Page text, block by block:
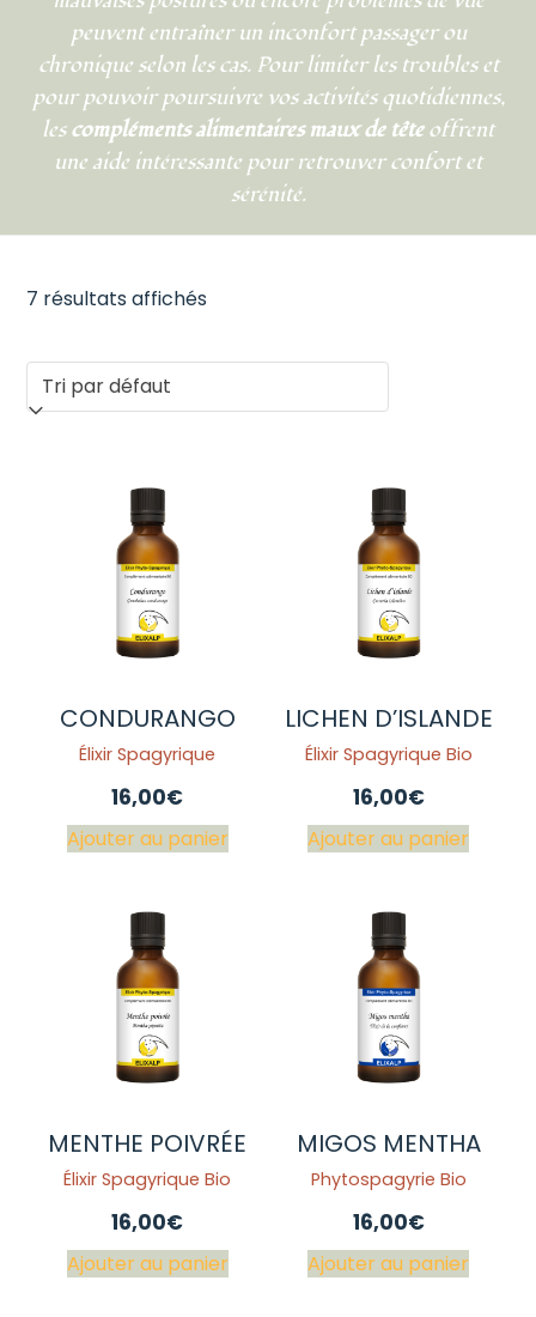
peuvent entraîner un inconfort passager ou
chronique selon les cas. Pour limiter les troubles et
pour pouvoir poursuivre vos activités quotidiennes,
lescompléments alimentaires maux de têteoffrent
une aide intéressante pour retrouver confort et
sérénité.
7 résultats affichés
CONDURANGO
Élixir Spagyrique
16,00€
Ajouter au panier
LICHEN D’ISLANDE
Élixir Spagyrique Bio
16,00€
Ajouter au panier
MENTHE POIVRÉE
Élixir Spagyrique Bio
16,00€
Ajouter au panier
MIGOS MENTHA
Phytospagyrie Bio
16,00€
Ajouter au panier